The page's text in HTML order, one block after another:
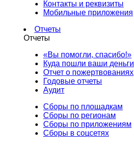
Контакты и реквизиты
Мобильные приложения
Отчеты
Отчеты
«Вы помогли, спасибо!»
Куда пошли ваши деньги
Отчет о пожертвованиях
Годовые отчеты
Аудит
Сборы по площадкам
Сборы по регионам
Сборы по приложениям
Сборы в соцсетях